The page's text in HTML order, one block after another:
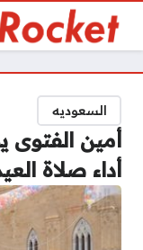
السعوديه
أمين
أداء صلاة